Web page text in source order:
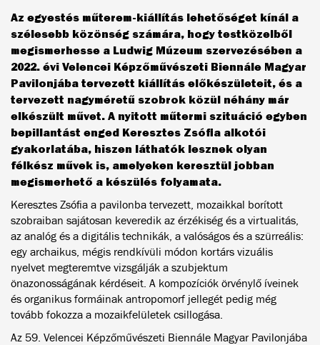
Az egyestés műterem-kiállítás lehetőséget kínál a
szélesebb közönség számára, hogy testközelből
megismerhesse a Ludwig Múzeum szervezésében a
2022. évi Velencei Képzőművészeti Biennále Magyar
Pavilonjába tervezett kiállítás előkészületeit, és a
tervezett nagyméretű szobrok közül néhány már
elkészült művet. A nyitott műtermi szituáció egyben
bepillantást enged Keresztes Zsófia alkotói
gyakorlatába, hiszen láthatók lesznek olyan
félkész művek is, amelyeken keresztül jobban
megismerhető a készülés folyamata.
Keresztes Zsófia a pavilonba tervezett, mozaikkal borított
szobraiban sajátosan keveredik az érzékiség és a virtualitás,
az analóg és a digitális technikák, a valóságos és a szürreális:
egy archaikus, mégis rendkívüli módon kortárs vizuális
nyelvet megteremtve vizsgálják a szubjektum
önazonosságának kérdéseit. A kompozíciók örvénylő íveinek
és organikus formáinak antropomorf jellegét pedig még
tovább fokozza a mozaikfelületek csillogása.
Az 59. Velencei Képzőművészeti Biennále Magyar Pavilonjába